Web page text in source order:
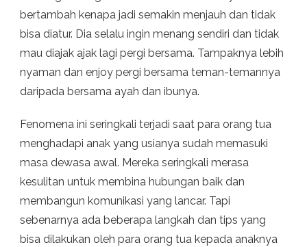
bertambah kenapa jadi semakin menjauh dan tidak
bisa diatur. Dia selalu ingin menang sendiri dan tidak
mau diajak ajak lagi pergi bersama. Tampaknya lebih
nyaman dan enjoy pergi bersama teman-temannya
daripada bersama ayah dan ibunya.
Fenomena ini seringkali terjadi saat para orang tua
menghadapi anak yang usianya sudah memasuki
masa dewasa awal. Mereka seringkali merasa
kesulitan untuk membina hubungan baik dan
membangun komunikasi yang lancar. Tapi
sebenarnya ada beberapa langkah dan tips yang
bisa dilakukan oleh para orang tua kepada anaknya